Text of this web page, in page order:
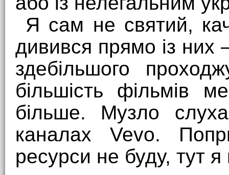
Я сам не святий,
дивився прямо із них
здебільшого
більшість фільмів
більше. Музло
каналах Vevo.
ресурси не буду, тут я